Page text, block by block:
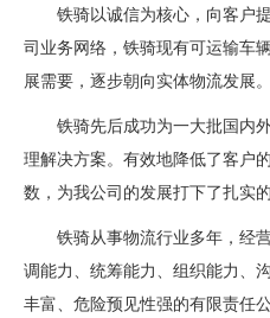
铁骑以诚信为核心，向客户
司业务网络，铁骑现有可运输车
展需要，逐步朝向实体物流发展。
铁骑先后成功为一大批国内
理解决方案。有效地降低了客户
数，为我公司的发展打下了扎实的
铁骑从事物流行业多年，经
调能力、统筹能力、组织能力、
丰富、危险预见性强的有限责任